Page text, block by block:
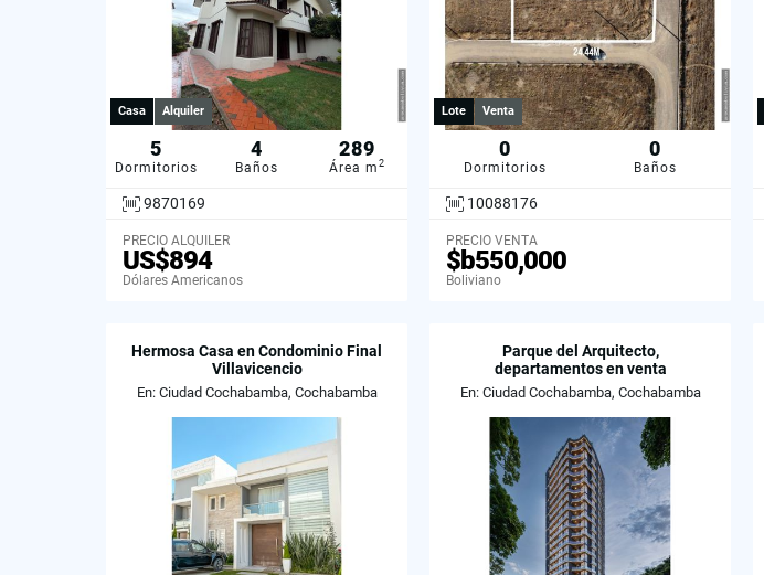
Casa Alquiler
5
Dormitorios
4
Baños
289
Área m 2
9870169
PRECIO ALQUILER
US$894
Dólares Americanos
Lote Venta
0
Dormitorios
0
Baños
10088176
PRECIO VENTA
$b550,000
Boliviano
Hermosa Casa en Condominio Final
Villavicencio
En: Ciudad Cochabamba, Cochabamba
Parque del Arquitecto,
departamentos en venta
En: Ciudad Cochabamba, Cochabamba